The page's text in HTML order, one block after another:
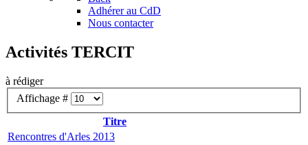
Adhérer au CdD
Nous contacter
Activités TERCIT
à rédiger
Affichage #
Titre
Rencontres d'Arles 2013